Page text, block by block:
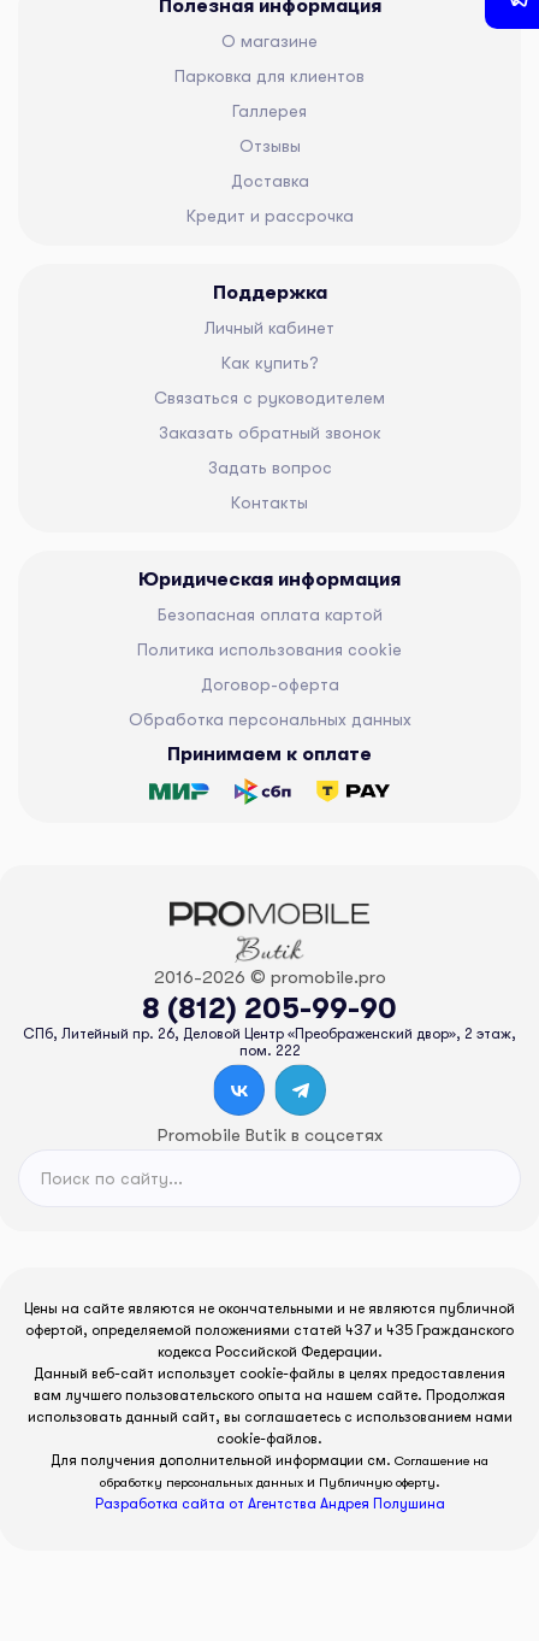
Полезная информация
О магазине
Парковка для клиентов
Галлерея
Отзывы
Доставка
Кредит и рассрочка
Поддержка
Личный кабинет
Как купить?
Связаться с руководителем
Заказать обратный звонок
Задать вопрос
Контакты
Юридическая информация
Безопасная оплата картой
Политика использования cookie
Договор-оферта
Обработка персональных данных
Принимаем к оплате
2016-2026 © promobile.pro
8 (812) 205-99-90
СПб, Литейный пр. 26, Деловой Центр «Преображенский двор», 2 этаж,
пом. 222
Promobile Butik в соцсетях
Цены на сайте являются не окончательными и не являются публичной
офертой, определяемой положениями статей 437 и 435 Гражданского
кодекса Российской Федерации.
Данный веб-сайт использует cookie-файлы в целях предоставления
вам лучшего пользовательского опыта на нашем сайте. Продолжая
использовать данный сайт, вы соглашаетесь с использованием нами
cookie-файлов.
Для получения дополнительной информации см. Соглашение на
обработку персональных данныхи Публичную оферту.
Разработка сайта от Агентства Андрея Полушина